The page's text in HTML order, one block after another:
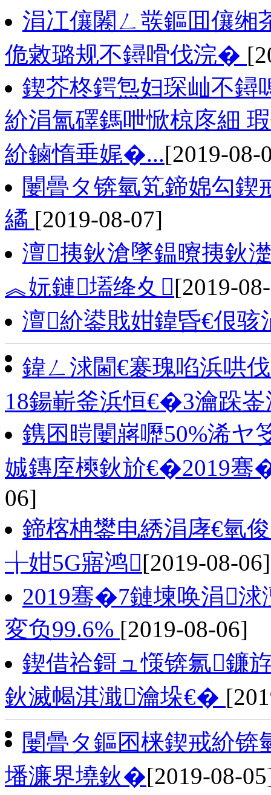
涓冮儴闂ㄥ彂鏂囬儴缃
佹敹璐规不鐞嗗伐浣�
鍥芥柊鍔炰妇琛屾不鐞
紒涓氳礋鎷呭惞椋庝細
紒鏀惰垂娓�...[2019-08-
闄曡タ锛氫笂鍗婂勾鍥
繘 [2019-08-07]
澶挗鈥滄墜鎾曢挗鈥
︽妧鏈壒绛夊[2019-
澶紒鍙戝姏鍏昏€佷
鍏ㄥ浗閫€褰瑰啗浜哄
18鍚嶄釜浜恒€�3瀹跺
鎸囨暟闄嶈嚦50%浠ヤ
娍鏄庢樉鈥斺€�2019骞
06]
鍗楁柟鐢电綉涓庨€氫
╁姏5G寤鸿[2019-08-06]
2019骞�7鏈堜唤涓浗
変负99.6% [2019-08-06]
鍥借祫鎶ュ憡锛氱鐮
鈥滅幆淇濈瀹垛€�
闄曡タ鏂囨梾鍥戒紒锛
墦濂界墝鈥�[2019-08-